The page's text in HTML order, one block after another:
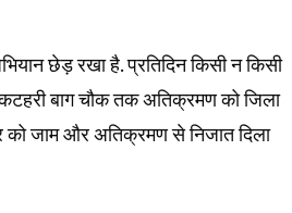
छेड़ रखा है. प्रतिदिन किसी न किसी
बाग चौक तक अतिक्रमण को जिला
को जाम और अतिक्रमण से निजात दिला